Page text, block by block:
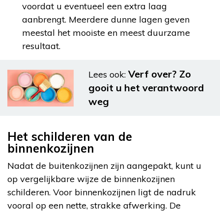
voordat u eventueel een extra laag
aanbrengt. Meerdere dunne lagen geven
meestal het mooiste en meest duurzame
resultaat.
Lees ook: Verf over? Zo
gooit u het verantwoord
weg
Het schilderen van de
binnenkozijnen
Nadat de buitenkozijnen zijn aangepakt, kunt u
op vergelijkbare wijze de binnenkozijnen
schilderen. Voor binnenkozijnen ligt de nadruk
vooral op een nette, strakke afwerking. De